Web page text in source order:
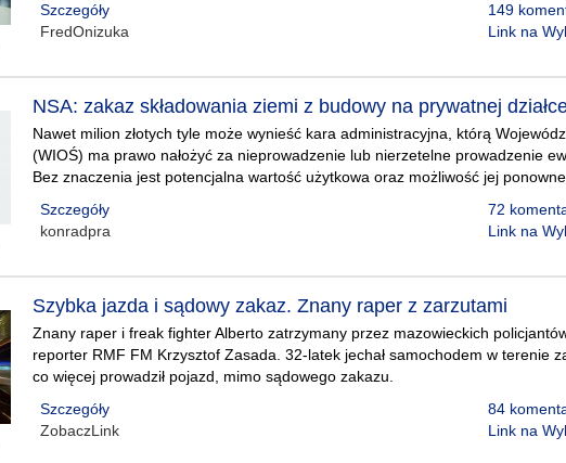
Szczegóły
FredOnizuka
149
Link na
NSA: zakaz składowania ziemi z budowy na prywatnej
Nawet milion złotych tyle może wynieść kara administracyjna, którą
(WIOŚ) ma prawo nałożyć za nieprowadzenie lub nierzetelne prowadzenie
Bez znaczenia jest potencjalna wartość użytkowa oraz możliwość jej
Szczegóły
konradpra
72
Link na
Szybka jazda i sądowy zakaz. Znany raper z zarzutami
Znany raper i freak fighter Alberto zatrzymany przez mazowieckich
reporter RMF FM Krzysztof Zasada. 32-latek jechał samochodem w terenie
co więcej prowadził pojazd, mimo sądowego zakazu.
Szczegóły
ZobaczLink
84
Link na